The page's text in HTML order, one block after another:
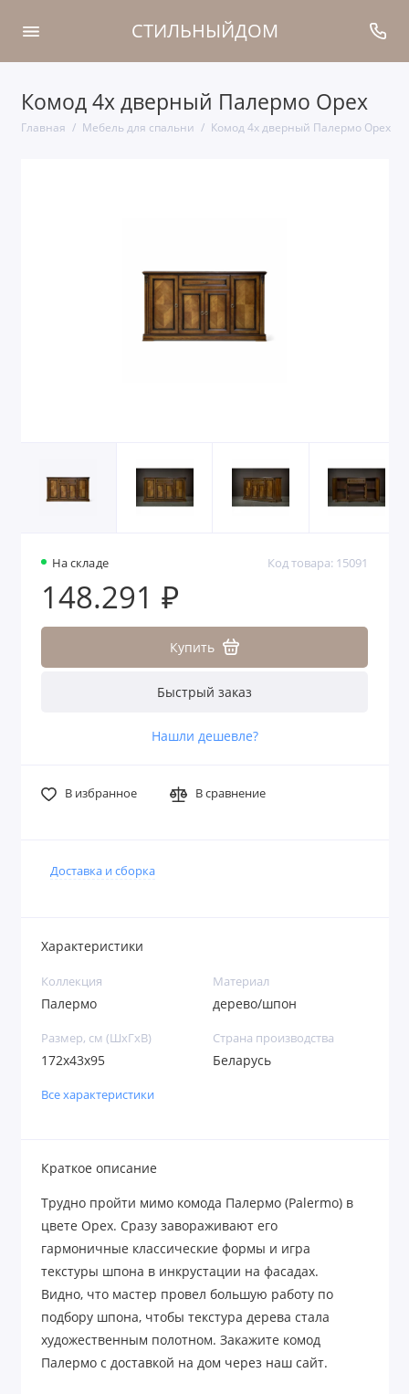
СТИЛЬНЫЙДОМ
Комод 4х дверный Палермо Орех
Главная Мебель для спальни Комод 4х дверный Палермо Орех
На складе Код товара: 15091
148.291 ₽
Купить
Быстрый заказ
Нашли дешевле?
В избранное В сравнение
Доставка и сборка
Характеристики
Коллекция
Палермо
Материал
дерево/шпон
Размер, см (ШхГхВ)
172х43х95
Страна производства
Беларусь
Все характеристики
Краткое описание
Трудно пройти мимо комода Палермо (Palermo) в
цвете Орех. Сразу завораживают его
гармоничные классические формы и игра
текстуры шпона в инкрустации на фасадах.
Видно, что мастер провел большую работу по
подбору шпона, чтобы текстура дерева стала
художественным полотном. Закажите комод
Палермо с доставкой на дом через наш сайт.